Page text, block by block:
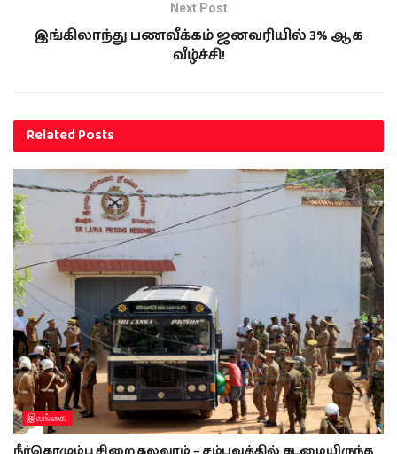
Next Post
இங்கிலாந்து பணவீக்கம் ஜனவரியில் 3% ஆக
வீழ்ச்சி!
RelatedPosts
இலங்கை